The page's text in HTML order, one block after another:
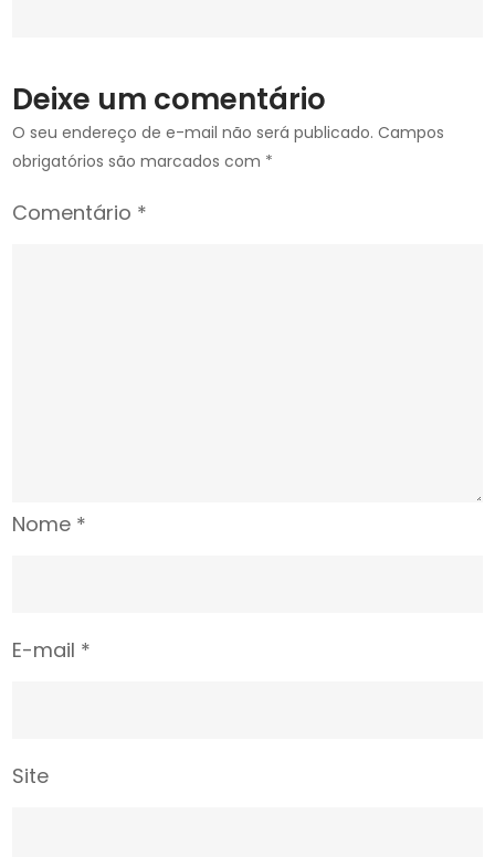
Deixe um comentário
O seu endereço de e-mail não será publicado. Campos
obrigatórios são marcados com *
Comentário *
Nome *
E-mail *
Site